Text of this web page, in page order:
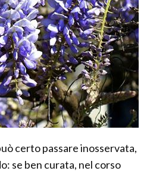
certo passare inosservata,
se ben curata, nel corso